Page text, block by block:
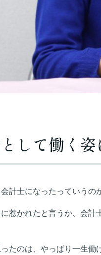
して働く姿
計士になったっていうの
に惹かれたと言うか、会
たのは、やっぱり一生